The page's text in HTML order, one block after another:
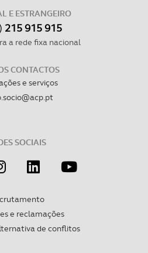
E ESTRANGEIRO
215 915 915
a rede fixa nacional
CONTACTOS
e serviços
SOCIAIS
e reclamações
de conflitos